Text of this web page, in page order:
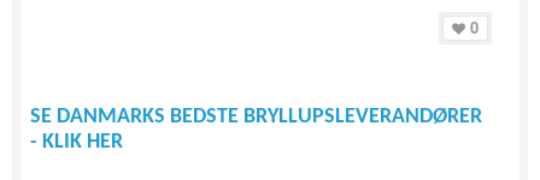
0
SE DANMARKS BEDSTE BRYLLUPSLEVERANDØRER
- KLIK HER